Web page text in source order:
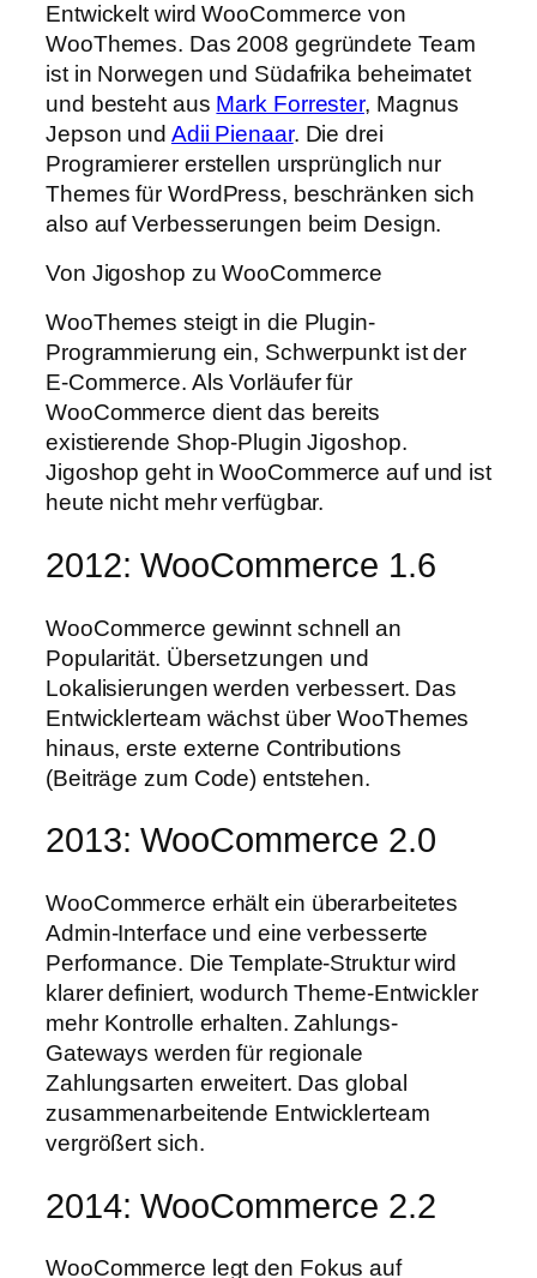
Entwickelt wird WooCommerce von
WooThemes. Das 2008 gegründete Team
ist in Norwegen und Südafrika beheimatet
und besteht aus Mark Forrester, Magnus
Jepson und Adii Pienaar. Die drei
Programierer erstellen ursprünglich nur
Themes für WordPress, beschränken sich
also auf Verbesserungen beim Design.
Von Jigoshop zu WooCommerce
WooThemes steigt in die Plugin-
Programmierung ein, Schwerpunkt ist der
E-Commerce. Als Vorläufer für
WooCommerce dient das bereits
existierende Shop-Plugin Jigoshop.
Jigoshop geht in WooCommerce auf und ist
heute nicht mehr verfügbar.
2012: WooCommerce 1.6
WooCommerce gewinnt schnell an
Popularität. Übersetzungen und
Lokalisierungen werden verbessert. Das
Entwicklerteam wächst über WooThemes
hinaus, erste externe Contributions
(Beiträge zum Code) entstehen.
2013: WooCommerce 2.0
WooCommerce erhält ein überarbeitetes
Admin-Interface und eine verbesserte
Performance. Die Template-Struktur wird
klarer definiert, wodurch Theme-Entwickler
mehr Kontrolle erhalten. Zahlungs-
Gateways werden für regionale
Zahlungsarten erweitert. Das global
zusammenarbeitende Entwicklerteam
vergrößert sich.
2014: WooCommerce 2.2
WooCommerce legt den Fokus auf